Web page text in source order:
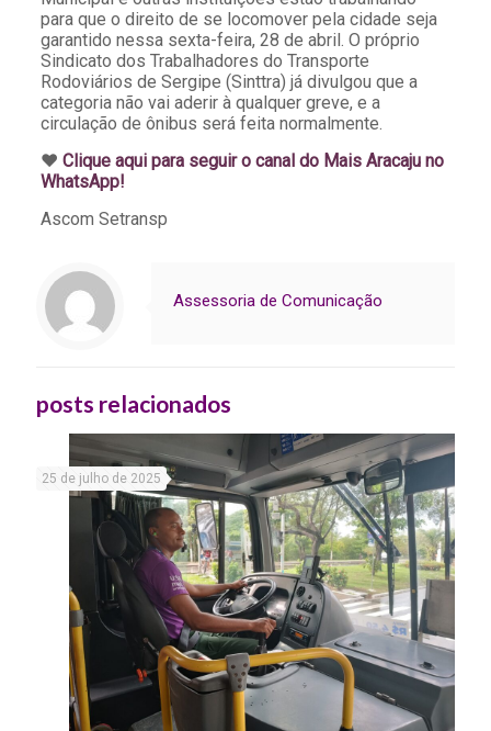
para que o direito de se locomover pela cidade seja
garantido nessa sexta-feira, 28 de abril. O próprio
Sindicato dos Trabalhadores do Transporte
Rodoviários de Sergipe (Sinttra) já divulgou que a
categoria não vai aderir à qualquer greve, e a
circulação de ônibus será feita normalmente.
♥️ Clique aqui para seguir o canal do Mais Aracaju no
WhatsApp!
Ascom Setransp
Assessoria de Comunicação
posts relacionados
25 de julho de 2025